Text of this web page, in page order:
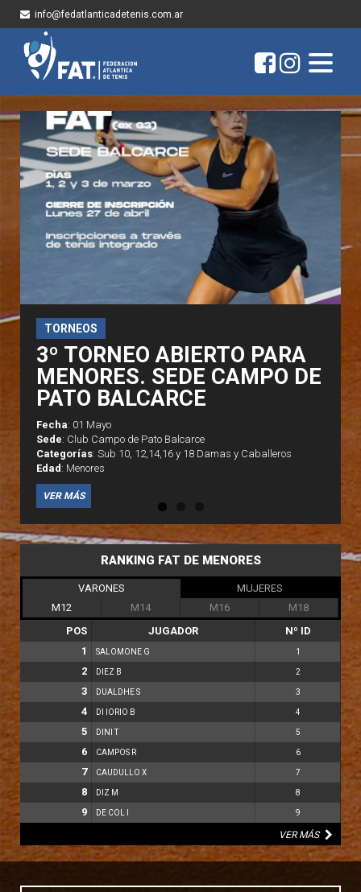
info@fedatlanticadetenis.com.ar
TORNEOS
3º TORNEO ABIERTO PARA
MENORES. SEDE CAMPO DE
PATO BALCARCE
Fecha: 01 Mayo
Sede: Club Campo de Pato Balcarce
Categorías: Sub 10, 12,14,16 y 18 Damas y Caballeros
Edad : Menores
VER MÁS
Fecha
Sede
Categorías
Edad
Fecha
Sede
Categorías
Edad
RANKING FAT DE MENORES
VARONES
MUJERES
M12
M14 M16
M18
POS
JUGADOR
Nº ID
1
SALOMONE G 1
2 DIEZ B 2
3 DUALDHE S 3
4 DI IORIO B 4
5 DINI T 5
6 CAMPOS R 6
7 CAUDULLO X 7
8 DIZ M 8
9 DE COL I 9
VER MÁS